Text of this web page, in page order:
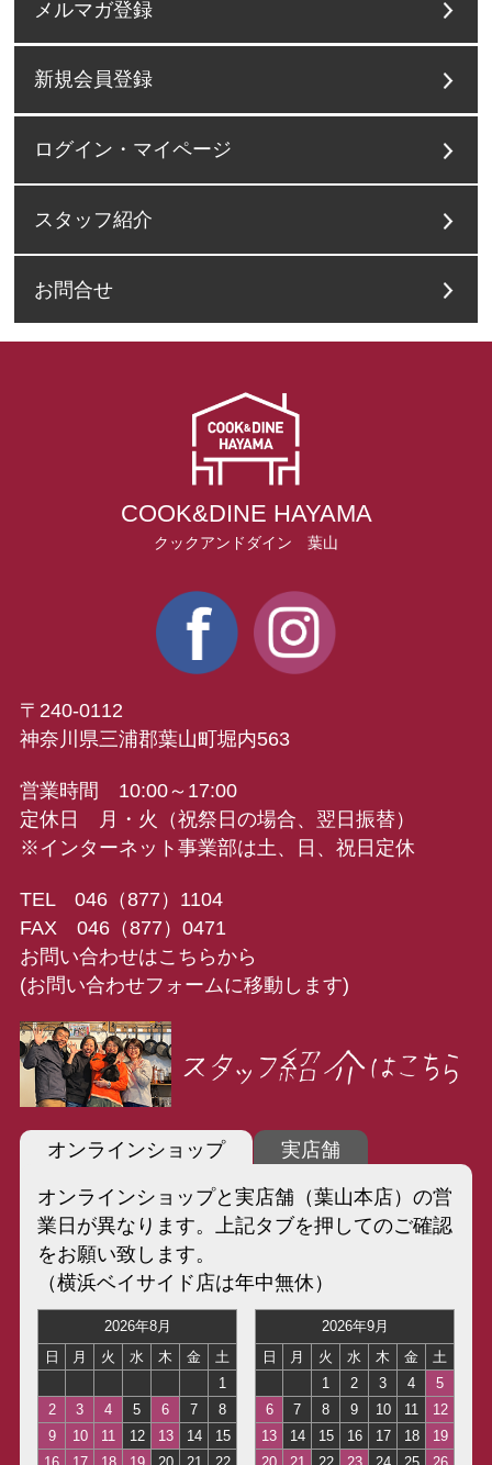
メルマガ登録
新規会員登録
ログイン・マイページ
スタッフ紹介
お問合せ
COOK&DINE HAYAMA
クックアンドダイン 葉山
〒240-0112
神奈川県三浦郡葉山町堀内563
営業時間 10:00～17:00
定休日 月・火（祝祭日の場合、翌日振替）
※インターネット事業部は土、日、祝日定休
TEL 046（877）1104
FAX 046（877）0471
お問い合わせはこちらから
(お問い合わせフォームに移動します)
オンラインショップ 実店舗
オンラインショップと実店舗（葉山本店）の営
業日が異なります。上記タブを押してのご確認
をお願い致します。
（横浜ベイサイド店は年中無休）